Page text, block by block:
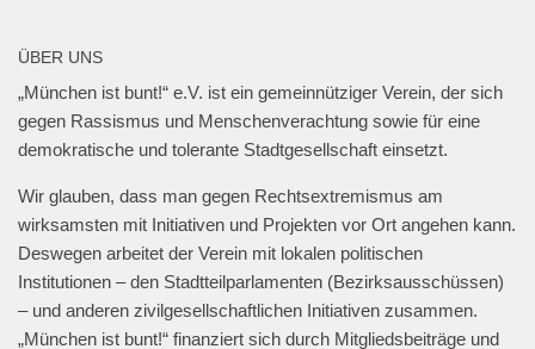
@muenchen_bunt
#muenchengegenantisemitismus#neveragainisnow
#bringthemhomenow
2 13 Twitter
Mehr laden
ÜBER UNS
„München ist bunt!“ e.V. ist ein gemeinnütziger Verein, der sich
gegen Rassismus und Menschenverachtung sowie für eine
demokratische und tolerante Stadtgesellschaft einsetzt.
Wir glauben, dass man gegen Rechtsextremismus am
wirksamsten mit Initiativen und Projekten vor Ort angehen kann.
Deswegen arbeitet der Verein mit lokalen politischen
Institutionen – den Stadtteilparlamenten (Bezirksausschüssen)
– und anderen zivilgesellschaftlichen Initiativen zusammen.
„München ist bunt!“ finanziert sich durch Mitgliedsbeiträge und